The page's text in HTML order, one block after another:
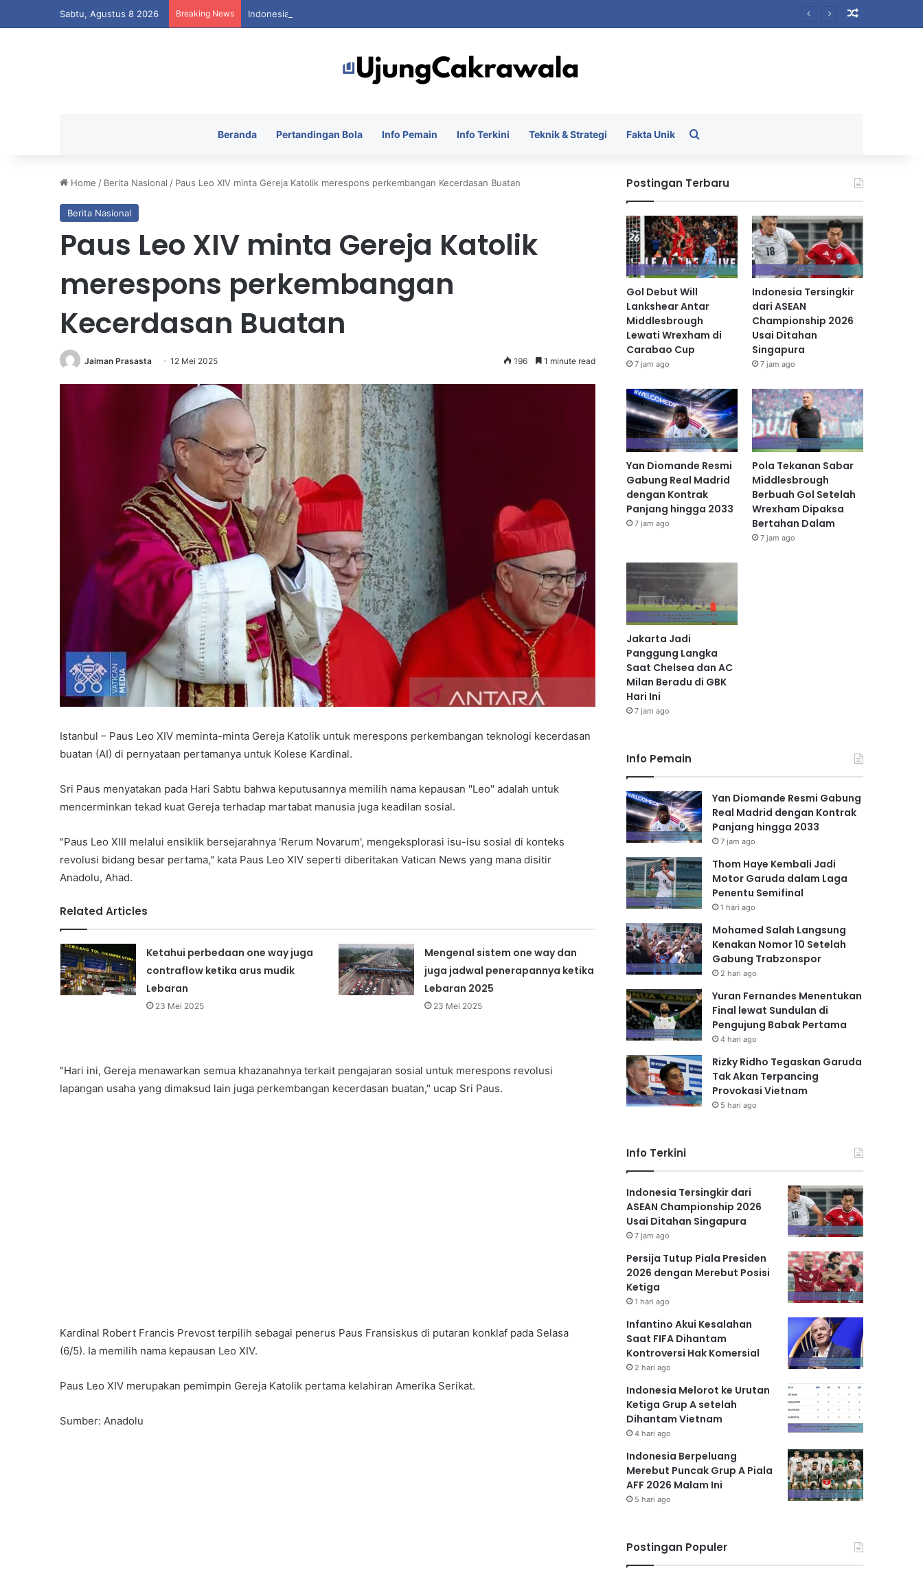
Sabtu, Agustus 8 2026 Breaking News Indonesia Tersingkir dari ASEAN Championship 2026 Usai Ditahan Singapura
Beranda Pertandingan Bola Info Pemain Info Terkini Teknik & Strategi Fakta Unik
Home / Berita Nasional / Paus Leo XIV minta Gereja Katolik merespons perkembangan Kecerdasan Buatan
Berita Nasional
Paus Leo XIV minta Gereja Katolik
merespons perkembangan
Kecerdasan Buatan
Jaiman Prasasta 12 Mei 2025 196 1 minute read
Istanbul – Paus Leo XIV meminta-minta Gereja Katolik untuk merespons perkembangan teknologi kecerdasan
buatan (AI) di pernyataan pertamanya untuk Kolese Kardinal.
Sri Paus menyatakan pada Hari Sabtu bahwa keputusannya memilih nama kepausan "Leo" adalah untuk
mencerminkan tekad kuat Gereja terhadap martabat manusia juga keadilan sosial.
"Paus Leo XIII melalui ensiklik bersejarahnya 'Rerum Novarum', mengeksplorasi isu-isu sosial di konteks
revolusi bidang besar pertama," kata Paus Leo XIV seperti diberitakan Vatican News yang mana disitir
Anadolu, Ahad.
Related Articles
Ketahui perbedaan one way juga
contraflow ketika arus mudik
Lebaran
23 Mei 2025
Mengenal sistem one way dan
juga jadwal penerapannya ketika
Lebaran 2025
23 Mei 2025
"Hari ini, Gereja menawarkan semua khazanahnya terkait pengajaran sosial untuk merespons revolusi
lapangan usaha yang dimaksud lain juga perkembangan kecerdasan buatan," ucap Sri Paus.
Kardinal Robert Francis Prevost terpilih sebagai penerus Paus Fransiskus di putaran konklaf pada Selasa
(6/5). Ia memilih nama kepausan Leo XIV.
Paus Leo XIV merupakan pemimpin Gereja Katolik pertama kelahiran Amerika Serikat.
Sumber: Anadolu
Postingan Terbaru
Gol Debut Will
Lankshear Antar
Middlesbrough
Lewati Wrexham di
Carabao Cup
7 jam ago
Indonesia Tersingkir
dari ASEAN
Championship 2026
Usai Ditahan
Singapura
7 jam ago
Yan Diomande Resmi
Gabung Real Madrid
dengan Kontrak
Panjang hingga 2033
7 jam ago
Pola Tekanan Sabar
Middlesbrough
Berbuah Gol Setelah
Wrexham Dipaksa
Bertahan Dalam
7 jam ago
Jakarta Jadi
Panggung Langka
Saat Chelsea dan AC
Milan Beradu di GBK
Hari Ini
7 jam ago
Info Pemain
Yan Diomande Resmi Gabung
Real Madrid dengan Kontrak
Panjang hingga 2033
7 jam ago
Thom Haye Kembali Jadi
Motor Garuda dalam Laga
Penentu Semifinal
1 hari ago
Mohamed Salah Langsung
Kenakan Nomor 10 Setelah
Gabung Trabzonspor
2 hari ago
Yuran Fernandes Menentukan
Final lewat Sundulan di
Pengujung Babak Pertama
4 hari ago
Rizky Ridho Tegaskan Garuda
Tak Akan Terpancing
Provokasi Vietnam
5 hari ago
Info Terkini
Indonesia Tersingkir dari
ASEAN Championship 2026
Usai Ditahan Singapura
7 jam ago
Persija Tutup Piala Presiden
2026 dengan Merebut Posisi
Ketiga
1 hari ago
Infantino Akui Kesalahan
Saat FIFA Dihantam
Kontroversi Hak Komersial
2 hari ago
Indonesia Melorot ke Urutan
Ketiga Grup A setelah
Dihantam Vietnam
4 hari ago
Indonesia Berpeluang
Merebut Puncak Grup A Piala
AFF 2026 Malam Ini
5 hari ago
Postingan Populer